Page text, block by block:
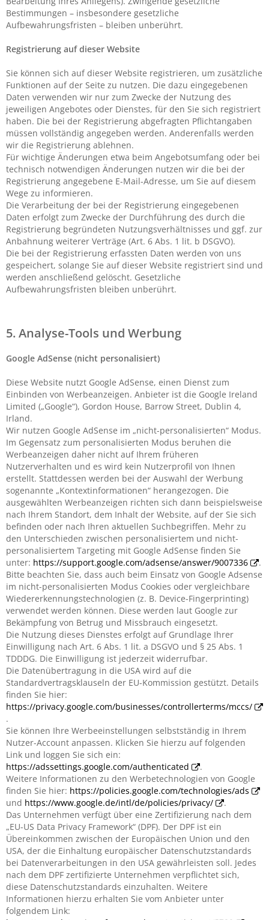
Bestimmungen – insbesondere gesetzliche
Aufbewahrungsfristen – bleiben unberührt.
Registrierung auf dieser Website
Sie können sich auf dieser Website registrieren, um zusätzliche
Funktionen auf der Seite zu nutzen. Die dazu eingegebenen
Daten verwenden wir nur zum Zwecke der Nutzung des
jeweiligen Angebotes oder Dienstes, für den Sie sich registriert
haben. Die bei der Registrierung abgefragten Pflichtangaben
müssen vollständig angegeben werden. Anderenfalls werden
wir die Registrierung ablehnen.
Für wichtige Änderungen etwa beim Angebotsumfang oder bei
technisch notwendigen Änderungen nutzen wir die bei der
Registrierung angegebene E-Mail-Adresse, um Sie auf diesem
Wege zu informieren.
Die Verarbeitung der bei der Registrierung eingegebenen
Daten erfolgt zum Zwecke der Durchführung des durch die
Registrierung begründeten Nutzungsverhältnisses und ggf. zur
Anbahnung weiterer Verträge (Art. 6 Abs. 1 lit. b DSGVO).
Die bei der Registrierung erfassten Daten werden von uns
gespeichert, solange Sie auf dieser Website registriert sind und
werden anschließend gelöscht. Gesetzliche
Aufbewahrungsfristen bleiben unberührt.
5. Analyse-Tools und Werbung
Google AdSense (nicht personalisiert)
Diese Website nutzt Google AdSense, einen Dienst zum
Einbinden von Werbeanzeigen. Anbieter ist die Google Ireland
Limited („Google“), Gordon House, Barrow Street, Dublin 4,
Irland.
Wir nutzen Google AdSense im „nicht-personalisierten“ Modus.
Im Gegensatz zum personalisierten Modus beruhen die
Werbeanzeigen daher nicht auf Ihrem früheren
Nutzerverhalten und es wird kein Nutzerprofil von Ihnen
erstellt. Stattdessen werden bei der Auswahl der Werbung
sogenannte „Kontextinformationen“ herangezogen. Die
ausgewählten Werbeanzeigen richten sich dann beispielsweise
nach Ihrem Standort, dem Inhalt der Website, auf der Sie sich
befinden oder nach Ihren aktuellen Suchbegriffen. Mehr zu
den Unterschieden zwischen personalisiertem und nicht-
personalisiertem Targeting mit Google AdSense finden Sie
unter: https://support.google.com/adsense/answer/9007336
.
Bitte beachten Sie, dass auch beim Einsatz von Google Adsense
im nicht-personalisierten Modus Cookies oder vergleichbare
Wiedererkennungstechnologien (z. B. Device-Fingerprinting)
verwendet werden können. Diese werden laut Google zur
Bekämpfung von Betrug und Missbrauch eingesetzt.
Die Nutzung dieses Dienstes erfolgt auf Grundlage Ihrer
Einwilligung nach Art. 6 Abs. 1 lit. a DSGVO und § 25 Abs. 1
TDDDG. Die Einwilligung ist jederzeit widerrufbar.
Die Datenübertragung in die USA wird auf die
Standardvertragsklauseln der EU-Kommission gestützt. Details
finden Sie hier:
https://privacy.google.com/businesses/controllerterms/mccs/
.
Sie können Ihre Werbeeinstellungen selbstständig in Ihrem
Nutzer-Account anpassen. Klicken Sie hierzu auf folgenden
Link und loggen Sie sich ein:
https://adssettings.google.com/authenticated
.
Weitere Informationen zu den Werbetechnologien von Google
finden Sie hier: https://policies.google.com/technologies/ads
und https://www.google.de/intl/de/policies/privacy/
.
Das Unternehmen verfügt über eine Zertifizierung nach dem
„EU-US Data Privacy Framework“ (DPF). Der DPF ist ein
Übereinkommen zwischen der Europäischen Union und den
USA, der die Einhaltung europäischer Datenschutzstandards
bei Datenverarbeitungen in den USA gewährleisten soll. Jedes
nach dem DPF zertifizierte Unternehmen verpflichtet sich,
diese Datenschutzstandards einzuhalten. Weitere
Informationen hierzu erhalten Sie vom Anbieter unter
folgendem Link: